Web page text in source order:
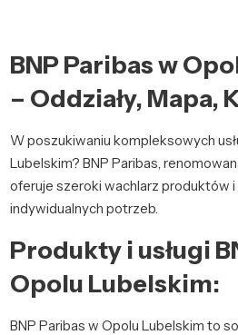
BNP Paribas w
– Oddziały, Mapa,
W poszukiwaniu kompleksowych
Lubelskim? BNP Paribas,
oferuje szeroki wachlarz produktów i
indywidualnych potrzeb.
Produkty i usługi
Opolu Lubelskim:
BNP Paribas w Opolu Lubelskim to